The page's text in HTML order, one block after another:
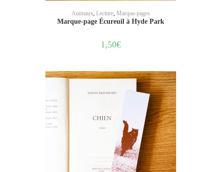
AJOUTER AU PANIER
Animaux, Lecture, Marque-pages
Marque-page Écureuil à Hyde Park
1,50€